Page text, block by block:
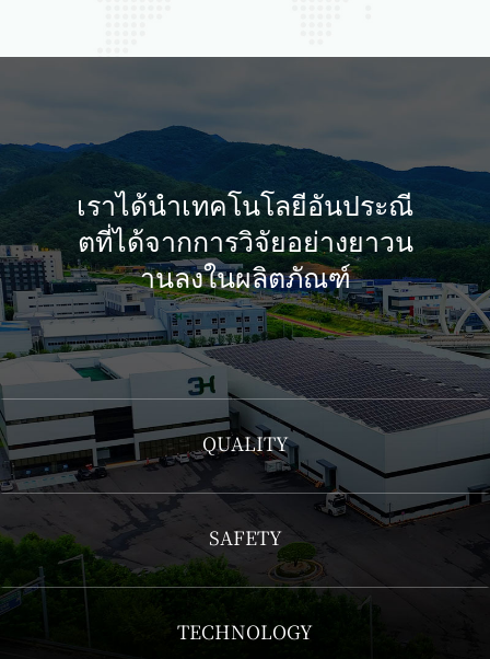
เราได้นำเทคโนโลยีอันประณี
ตที่ได้จากการวิจัยอย่างยาวน
านลงในผลิตภัณฑ์
QUALITY
SAFETY
TECHNOLOGY